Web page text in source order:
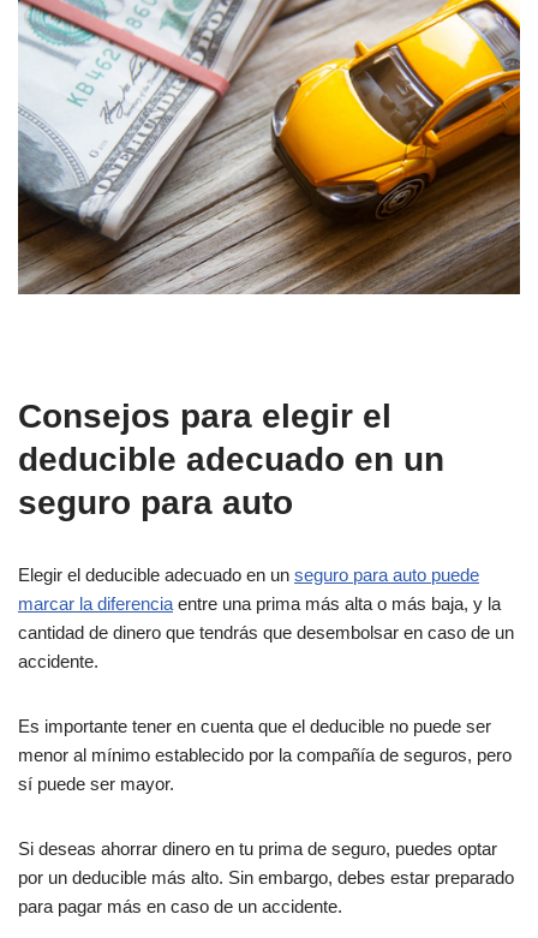
Consejos para elegir el
deducible adecuado en un
seguro para auto
Elegir el deducible adecuado en un seguro para auto puede
marcar la diferencia entre una prima más alta o más baja, y la
cantidad de dinero que tendrás que desembolsar en caso de un
accidente.
Es importante tener en cuenta que el deducible no puede ser
menor al mínimo establecido por la compañía de seguros, pero
sí puede ser mayor.
Si deseas ahorrar dinero en tu prima de seguro, puedes optar
por un deducible más alto. Sin embargo, debes estar preparado
para pagar más en caso de un accidente.